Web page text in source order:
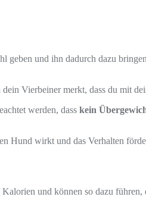
und ihn dadurch dazu
Vierbeiner merkt, dass du mit
werden, dass kein
Hund wirkt und das Verhalten
und können so dazu führen,